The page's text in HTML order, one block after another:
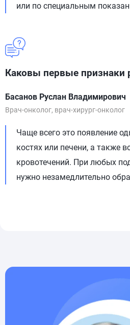
или по специальным
Каковы первые признаки
Басанов Руслан Владимирович
Врач-онколог, врач-хирург-онколог
Чаще всего это появление
костях или печени, а также
кровотечений. При любых
нужно незамедлительно